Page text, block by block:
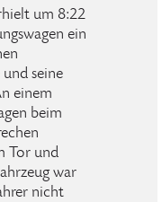
um 8:22
ein
seine
einem
beim
Tor und
war
nicht